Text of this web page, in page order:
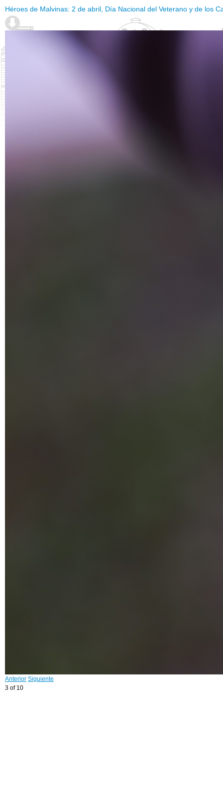
Héroes de Malvinas: 2 de abril, Día Nacional del Veterano y de los
Anterior Siguiente
3 of 10